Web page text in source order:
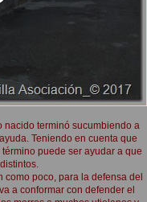
nacido terminó sucumbiendo a
Teniendo en cuenta que
puede ser ayudar a que
poco, para la defensa del
a conformar con defender el